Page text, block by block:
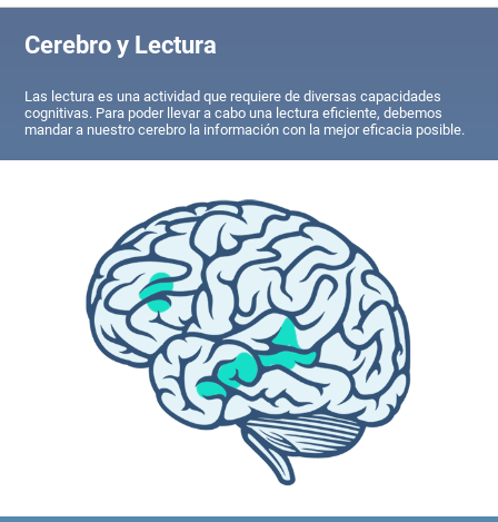
Cerebro y Lectura
Las lectura es una actividad que requiere de diversas capacidades
cognitivas. Para poder llevar a cabo una lectura eficiente, debemos
mandar a nuestro cerebro la información con la mejor eficacia posible.